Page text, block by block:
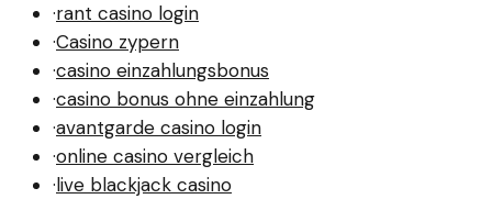
·rant casino login
·Casino zypern
·casino einzahlungsbonus
·casino bonus ohne einzahlung
·avantgarde casino login
·online casino vergleich
·live blackjack casino